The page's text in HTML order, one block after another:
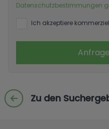
Datenschutzbestimmungen
Ich akzeptiere
Zu den